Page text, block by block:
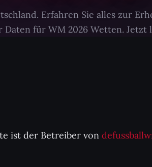
Erfahren Sie alles zur
Daten für WM 2026 Wetten. Jetzt
ist der Betreiber von